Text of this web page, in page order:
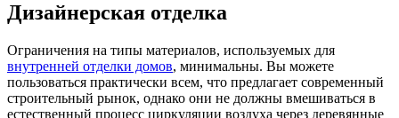
Дизайнерская отделка
Ограничения на типы материалов, используемых для
внутренней отделки домов, минимальны. Вы можете
пользоваться практически всем, что предлагает современный
строительный рынок, однако они не должны вмешиваться в
естественный процесс циркуляции воздуха через деревянные